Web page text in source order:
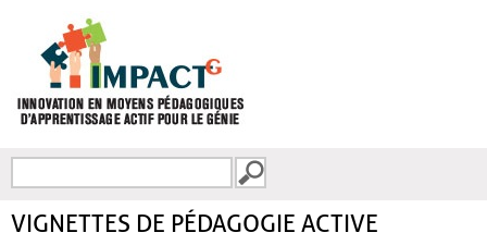
FORMULAIRE DE
VIGNETTES DE PÉDAGOGIE ACTIVE